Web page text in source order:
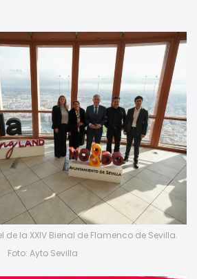
de la XXIV Bienal de Flamenco de Sevilla.
Foto: Ayto Sevilla